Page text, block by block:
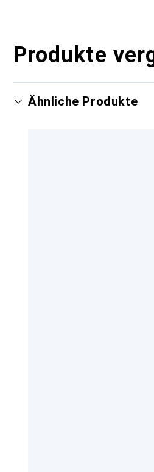
Produkte
Ähnliche Produkte